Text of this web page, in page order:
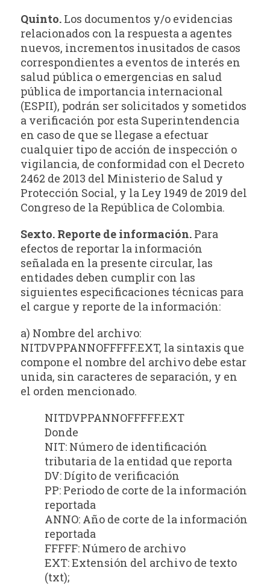
Quinto. Los documentos y/o evidencias
relacionados con la respuesta a agentes
nuevos, incrementos inusitados de casos
correspondientes a eventos de interés en
salud pública o emergencias en salud
pública de importancia internacional
(ESPII), podrán ser solicitados y sometidos
a verificación por esta Superintendencia
en caso de que se llegase a efectuar
cualquier tipo de acción de inspección o
vigilancia, de conformidad con el Decreto
2462 de 2013 del Ministerio de Salud y
Protección Social, y la Ley 1949 de 2019 del
Congreso de la República de Colombia.
Sexto. Reporte de información. Para
efectos de reportar la información
señalada en la presente circular, las
entidades deben cumplir con las
siguientes especificaciones técnicas para
el cargue y reporte de la información:
a) Nombre del archivo:
NITDVPPANNOFFFFF.EXT, la sintaxis que
compone el nombre del archivo debe estar
unida, sin caracteres de separación, y en
el orden mencionado.
NITDVPPANNOFFFFF.EXT
Donde
NIT: Número de identificación
tributaria de la entidad que reporta
DV: Dígito de verificación
PP: Periodo de corte de la información
reportada
ANNO: Año de corte de la información
reportada
FFFFF: Número de archivo
EXT: Extensión del archivo de texto
(txt);